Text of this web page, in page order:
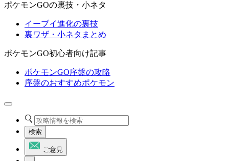
ポケモンGOの裏技・小ネタ
イーブイ進化の裏技
裏ワザ・小ネタまとめ
ポケモンGO初心者向け記事
ポケモンGO序盤の攻略
序盤のおすすめポケモン
検索
ご意見